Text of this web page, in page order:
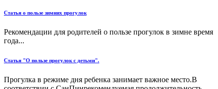
Статья о пользе зимних прогулок
Рекомендации для родителей о пользе прогулок в зимне время
года...
Статья "О пользе прогулок с детьми".
Прогулка в режиме дня ребенка занимает важное место.В